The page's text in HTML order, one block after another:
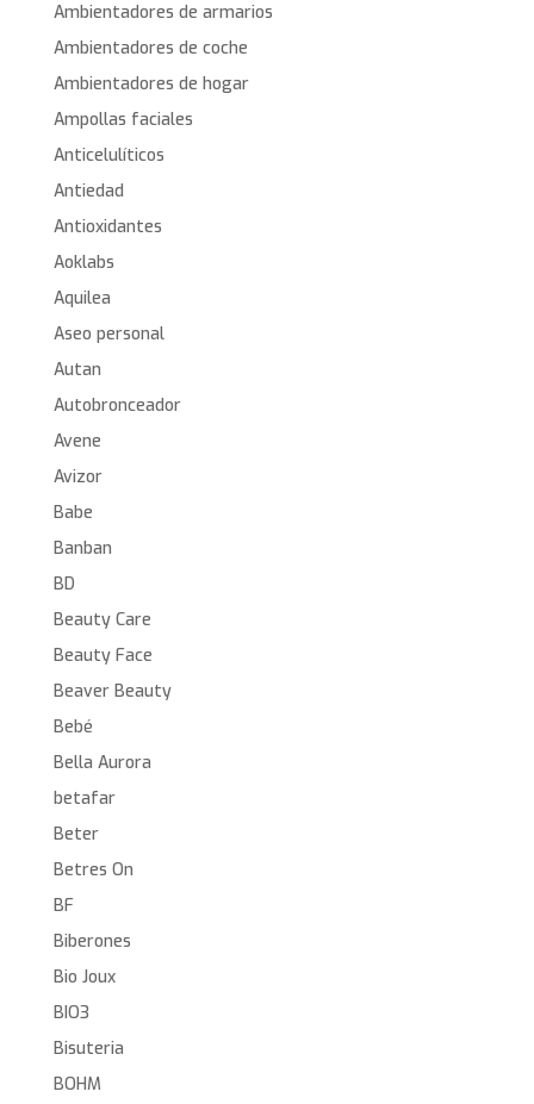
Ambientadores de armarios
Ambientadores de coche
Ambientadores de hogar
Ampollas faciales
Anticelulíticos
Antiedad
Antioxidantes
Aoklabs
Aquilea
Aseo personal
Autan
Autobronceador
Avene
Avizor
Babe
Banban
BD
Beauty Care
Beauty Face
Beaver Beauty
Bebé
Bella Aurora
betafar
Beter
Betres On
BF
Biberones
Bio Joux
BIO3
Bisuteria
BOHM